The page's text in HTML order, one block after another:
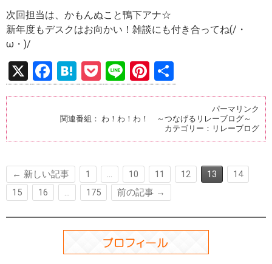
次回担当は、かもんぬこと鴨下アナ☆
新年度もデスクはお向かい！雑談にも付き合ってね(/・
ω・)/
X
F
a
ce
b
o
o
k
H
at
e
n
a
P
o
ck
et
Li
n
e
Pi
nt
es
t
有
パーマリンク
関連番組： わ！わ！わ！ ～つなげるリレーブログ～
カテゴリー： リレーブログ
← 新しい記事 1 … 10 11 12 13
14
15
16 … 175 前の記事 →